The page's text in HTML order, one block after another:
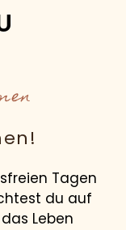
Tagen
du auf
das Leben